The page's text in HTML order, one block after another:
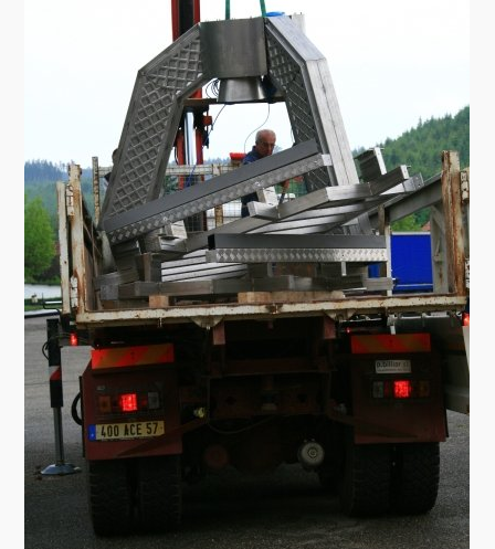
Salon multi-collections
Autres animations
La fête foraine
Les aubades
Où se trouve Héming ?
Photos
20 ans, ça se fête ! Souvenirs de 2009…
2014, les 25 ans de l’association
17/05/2015 : LA vidéo souvenir 2015
17/05/2015 : 127 brocanteurs vous attendaient